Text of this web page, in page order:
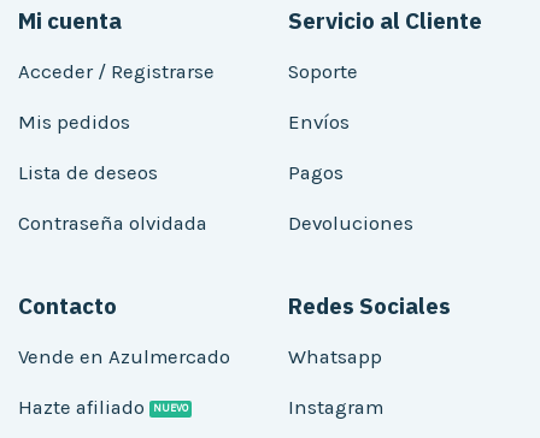
Mi cuenta
Acceder / Registrarse
Mis pedidos
Lista de deseos
Contraseña olvidada
Servicio al Cliente
Soporte
Envíos
Pagos
Devoluciones
Contacto
Vende en Azulmercado
Hazte afiliado
Redes Sociales
Whatsapp
Instagram